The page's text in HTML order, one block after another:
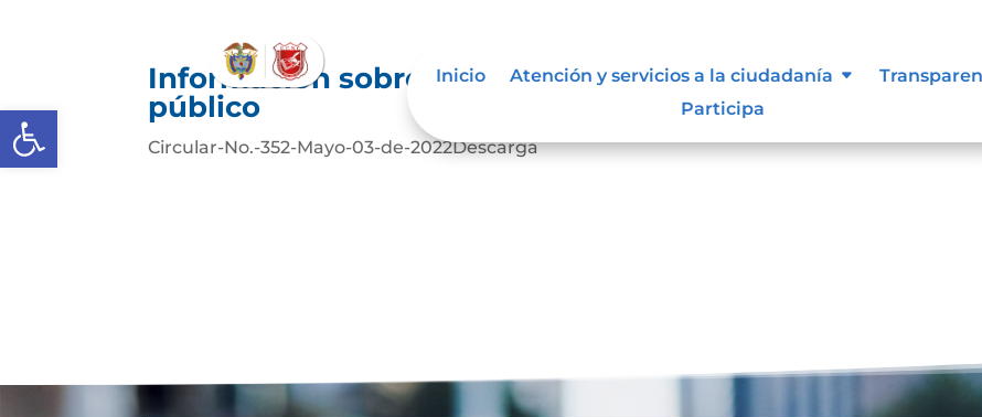
Abrir barra de herramientas
Inicio Atención y servicios a la ciudadanía
Participa
Información sobre decisiones que puede afectar al
público
Circular-No.-352-Mayo-03-de-2022Descarga